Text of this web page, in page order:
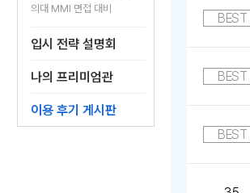
의대 MMI 면접 대비
입시 전략 설명회
나의 프리미엄관
이용 후기 게시판
BEST
BEST
BEST